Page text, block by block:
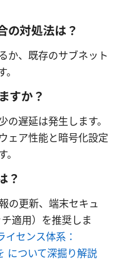
の対処法は？
か、既存のサブネット
すか？
の遅延は発生します。
ェア性能と暗号化設定
？
の更新、端末セキュ
適用）を推奨しま
センス体系：
について深掘り解説